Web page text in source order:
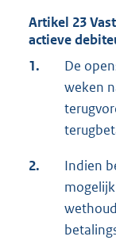
Artikel 23
actieve
1.
De
weken
2.
Indien